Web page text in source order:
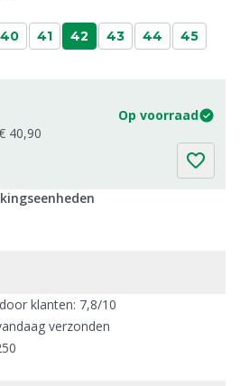
40 41 42 43 44
45
Op voorraad
40,90
klanten: 7,8/10
verzonden